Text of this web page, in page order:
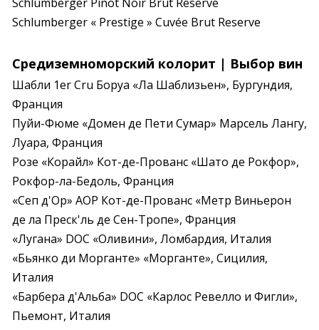
Schlumberger « Prestige » Cuvée Brut Reserve
Средиземноморский колорит | Выбор вин
Шабли 1er Cru Боруа «Ла Шаблизьен», Бургундия,
Франция
Пуйи-Фюме «Домен де Пети Сумар» Марсель Лангу,
Луара, Франция
Розе «Корайл» Кот-де-Прованс «Шато де Рокфор»,
Рокфор-ла-Бедоль, Франция
«Сеп д'Ор» AOP Кот-де-Прованс «Метр Виньерон
де ла Преск'ль де Сен-Тропе», Франция
«Лугана» DOC «Оливини», Ломбардия, Италия
«Бьянко ди Морганте» «Морганте», Сицилия,
Италия
«Барбера д'Альба» DOC «Карлос Ревелло и Фигли»,
Пьемонт, Италия